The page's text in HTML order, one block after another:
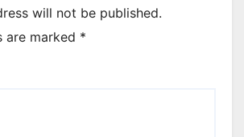
will not be published.
are marked *